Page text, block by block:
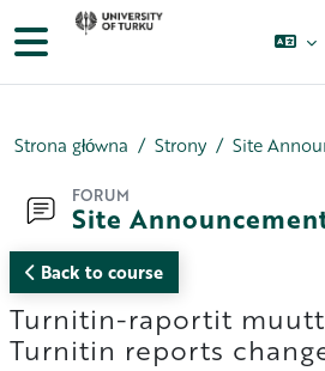
Przejdź do głównej zawartości
Panel boczny
Strona główna Strony Site
FORUM
Site
Back to course
Turnitin-raportit
Turnitin reports